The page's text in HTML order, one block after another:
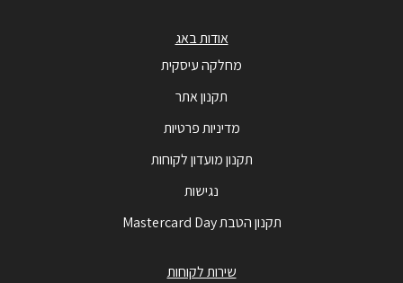
אודות באג
מחלקה עיסקית
תקנון אתר
מדיניות פרטיות
תקנון מועדון לקוחות
נגישות
תקנון הטבת Mastercard Day
שירות לקוחות